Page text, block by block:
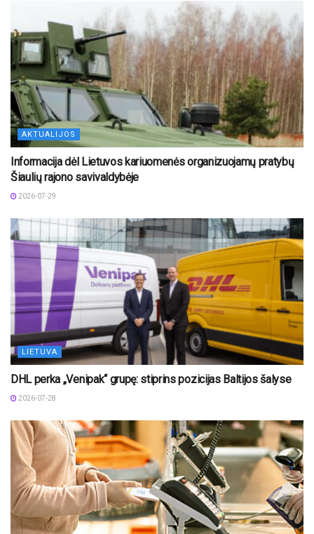
AKTUALIJOS
Informacija dėl Lietuvos kariuomenės organizuojamų pratybų
Šiaulių rajono savivaldybėje
2026-07-29
LIETUVA
DHL perka „Venipak“ grupę: stiprins pozicijas Baltijos šalyse
2026-07-28